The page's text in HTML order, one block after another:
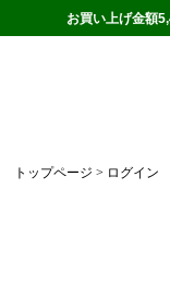
お買い上げ金額
トップページ ログイン